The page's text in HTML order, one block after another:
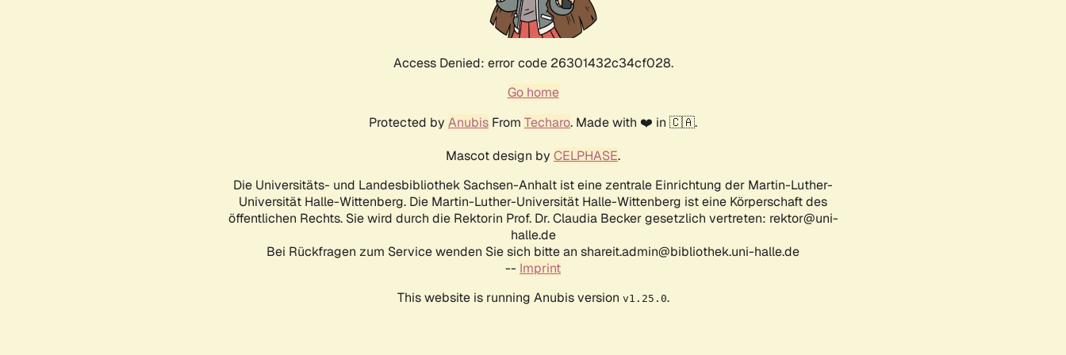
Access Denied: error code 26301432c34cf028.
Go home
Protected by Anubis From Techaro. Made with ❤️ in 🇨🇦.
Mascot design by CELPHASE.
Die Universitäts- und Landesbibliothek Sachsen-Anhalt ist eine zentrale Einrichtung der Martin-Luther-
Universität Halle-Wittenberg. Die Martin-Luther-Universität Halle-Wittenberg ist eine Körperschaft des
öffentlichen Rechts. Sie wird durch die Rektorin Prof. Dr. Claudia Becker gesetzlich vertreten: rektor@uni-
halle.de
Bei Rückfragen zum Service wenden Sie sich bitte an shareit.admin@bibliothek.uni-halle.de
-- Imprint
This website is running Anubis version v1.25.0.